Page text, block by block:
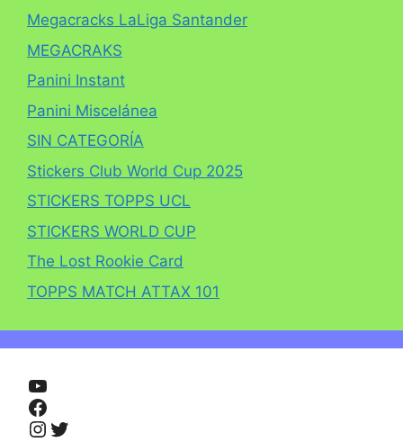
Megacracks LaLiga Santander
MEGACRAKS
Panini Instant
Panini Miscelánea
SIN CATEGORÍA
Stickers Club World Cup 2025
STICKERS TOPPS UCL
STICKERS WORLD CUP
The Lost Rookie Card
TOPPS MATCH ATTAX 101
YouTube
Facebook
Instagram
Twitter